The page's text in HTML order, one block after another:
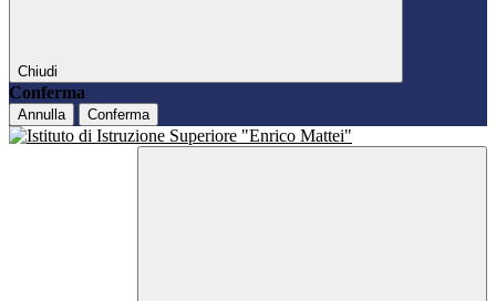
Chiudi
Conferma
Annulla Conferma